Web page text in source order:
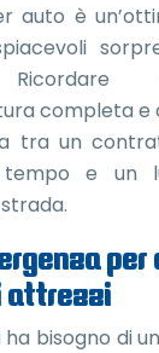
auto è
completa e
tra un
tempo e un
attrezzi
bisogno di